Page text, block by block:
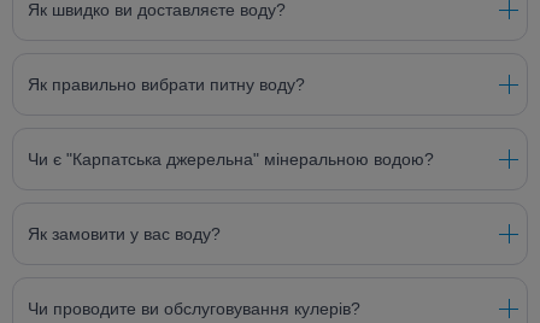
Як швидко ви доставляєте воду?
Як правильно вибрати питну воду?
Чи є "Карпатська джерельна" мінеральною водою?
Як замовити у вас воду?
Чи проводите ви обслуговування кулерів?